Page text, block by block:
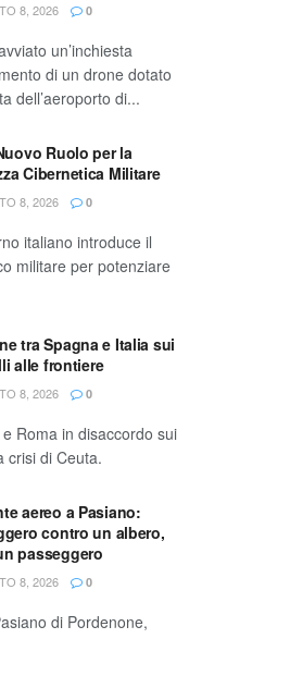
8, 2026 0
un’inchiesta
di un drone dotato
dell’aeroporto di...
Ruolo per la
Cibernetica Militare
8, 2026 0
italiano introduce il
militare per potenziare
tra Spagna e Italia sui
alle frontiere
8, 2026 0
Roma in disaccordo sui
crisi di Ceuta.
aereo a Pasiano:
contro un albero,
passeggero
8, 2026 0
di Pordenone,